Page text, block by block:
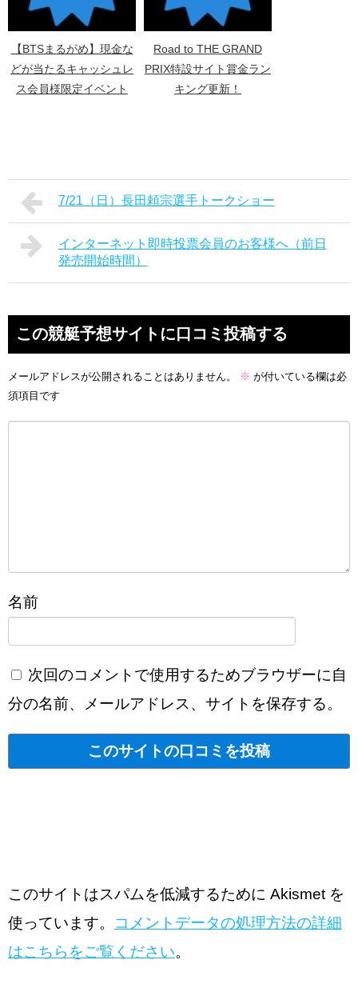
【BTSまるがめ】現金な
どが当たるキャッシュレ
ス会員様限定イベント
Road to THE GRAND
PRIX特設サイト賞金ラン
キング更新！
7/21（日）長田頼宗選手トークショー
インターネット即時投票会員のお客様へ（前日
発売開始時間）
この競艇予想サイトに口コミ投稿する
メールアドレスが公開されることはありません。 ※ が付いている欄は必
須項目です
名前
次回のコメントで使用するためブラウザーに自
分の名前、メールアドレス、サイトを保存する。
このサイトはスパムを低減するために Akismet を
使っています。
コメントデータの処理方法の詳細
はこちらをご覧ください。